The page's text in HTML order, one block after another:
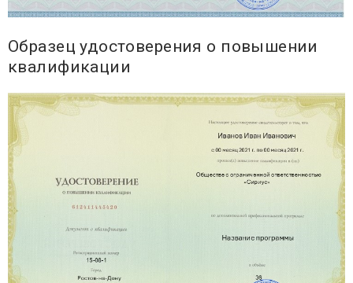
Образец удостоверения о повышении
квалификации